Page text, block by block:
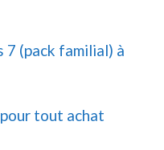
7 (pack familial) à
tout achat